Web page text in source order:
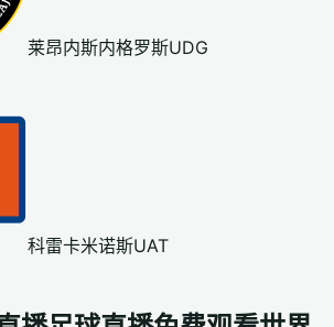
莱昂内斯内格罗斯UDG
科雷卡米诺斯UAT